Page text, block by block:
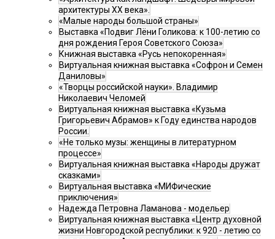
архитектуры XX века».
«Малые народы большой страны»
Выставка «Подвиг Лёни Голикова: к 100-летию со
дня рождения Героя Советского Союза»
Книжная выставка «Русь непокоренная»
Виртуальная книжная выставка «Софрон и Семен
Даниловы»
«Творцы российской науки». Владимир
Николаевич Челомей
Виртуальная книжная выставка «Кузьма
Григорьевич Абрамов» к Году единства народов
России.
«Не только музы: женщины в литературном
процессе»
Виртуальная книжная выставка «Народы дружат
сказками»
Виртуальная выставка «МИФические
приключения»
Надежда Петровна Ламанова - модельер
Виртуальная книжная выставка «Центр духовной
жизни Новгородской республики: к 920 - летию со